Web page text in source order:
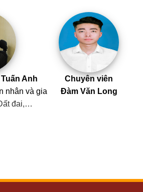
Anh
nhân và gia
đai,…
Chuyên viên
Đàm Văn Long